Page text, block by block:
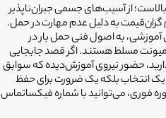
از آسیب‌های جسمی جبران‌ناپذیر
گران‌قیمت به دلیل عدم مهارت در حمل.
به اصول فنی حمل بار در
مسلط هستند. اگر قصد جابجایی
حضور نیروی آموزش‌دیده که سوابق
انتخاب بلکه یک ضرورت برای حفظ
فوری، می‌توانید با شماره فیکساتماس